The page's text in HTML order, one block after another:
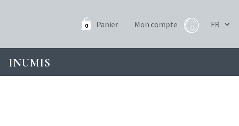
0 Panier Mon compte
INUMIS